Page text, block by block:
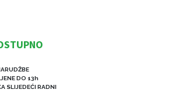
DO 13h
SLIJEDEĆI RADNI